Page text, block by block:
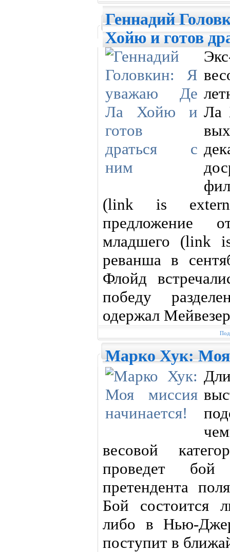
Геннадий
Хойю и готов
Ла
(link is
предложение
младшего (link
реванша в
Флойд
победу
одержал
Марко Хук: Моя
весовой
проведет бой
претендента
Бой состоится
либо в Нью-
поступит в